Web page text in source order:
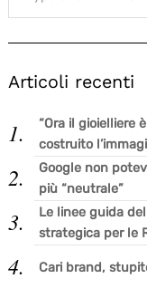
Articoli recenti
“Ora il gioielliere
costruito
Google non
più “neutrale”
Le linee guida
strategica per le
Cari brand,